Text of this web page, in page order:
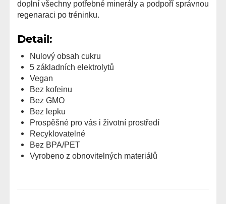
doplní všechny potřebné minerály a podpoří správnou
regenaraci po tréninku.
Detail:
Nulový obsah cukru
5 základních elektrolytů
Vegan
Bez kofeinu
Bez GMO
Bez lepku
Prospěšné pro vás i životní prostředí
Recyklovatelné
Bez BPA/PET
Vyrobeno z obnovitelných materiálů